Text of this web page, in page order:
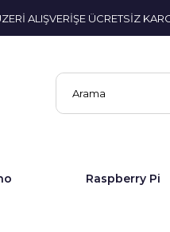
ALIŞVERİŞE ÜCRETSİZ
Raspberry Pi